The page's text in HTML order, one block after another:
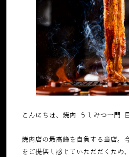
こんにちは、焼肉 うしみつ一門
焼肉店の最高峰を自負する当店。
をご提供し感じていただだくため